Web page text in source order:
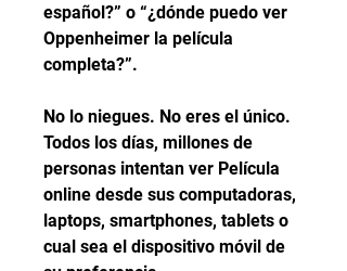
español?” o “¿dónde puedo ver
Oppenheimer la película
completa?”.
No lo niegues. No eres el único.
Todos los días, millones de
personas intentan ver Película
online desde sus computadoras,
laptops, smartphones, tablets o
cual sea el dispositivo móvil de